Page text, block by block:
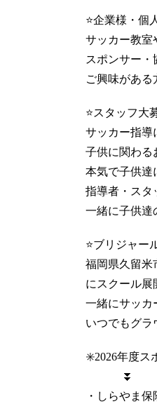
⭐️企業様・個
サッカー教室
スポンサー・
ご興味がある
⭐️スタッフ大
サッカー指導
子供に関わる
本気で子供達
指導者・スタ
一緒に子供達
⭐️ブリジャー
福岡県久留米
にスクール展
一緒にサッカ
いつでもグラ
✳️2026年度ス
⏬
・しらやま